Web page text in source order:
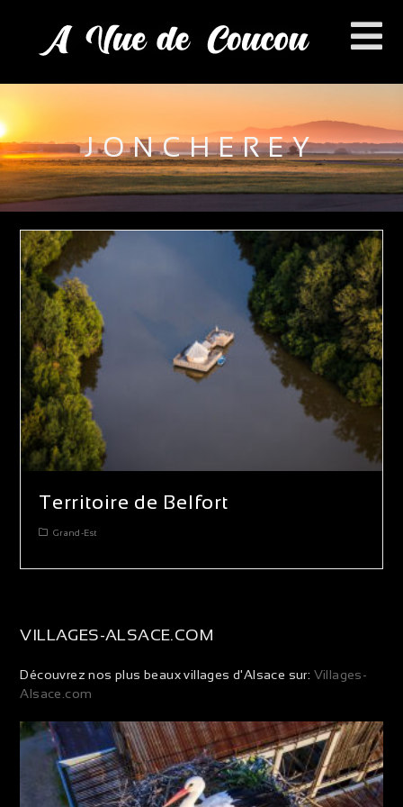
JONCHEREY
Territoire de Belfort
Grand-Est
VILLAGES-ALSACE.COM
Découvrez nos plus beaux villages d'Alsace sur: Villages-
Alsace.com